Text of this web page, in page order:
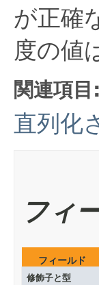
が正確
度の値
関連項目:
直列化
フィ
フィールド
修飾子と型